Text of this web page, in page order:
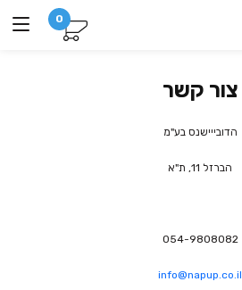
0
צור קשר
הדובייישנס בע"מ
הברזל 11, ת"א
054-9808082
info@napup.co.il